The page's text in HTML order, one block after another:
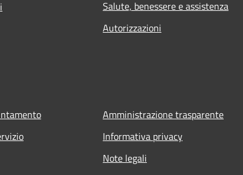
Salute, benessere e assistenza
Autorizzazioni
Amministrazione trasparente
Informativa privacy
Note legali